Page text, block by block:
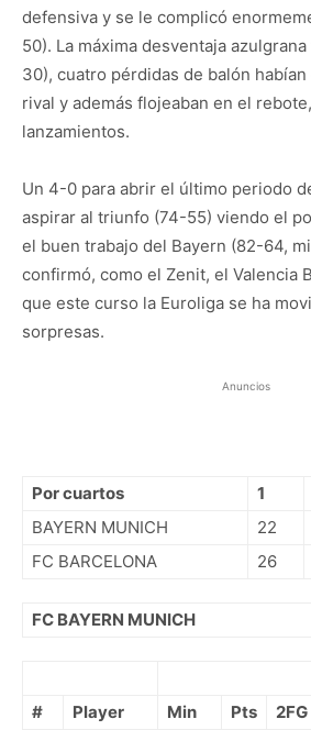
defensiva y se le complicó
50). La máxima desventaja
30), cuatro pérdidas de balón habían
rival y además flojeaban en el
lanzamientos.
Un 4-0 para abrir el último periodo
aspirar al triunfo (74-55) viendo el
el buen trabajo del Bayern (82-64,
confirmó, como el Zenit, el Valencia
que este curso la Euroliga se ha
sorpresas.
Anuncios
Por cuartos 1
BAYERN MUNICH
22
FC BARCELONA
26
FC BAYERN MUNICH
# Player Min Pts 2FG